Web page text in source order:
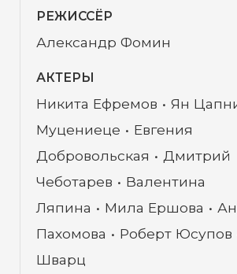
подозрительно напоминает
из его последней рекламы.
не теряет надежду найти
— обратно в мир живых, а
коротает время в местном
названием «Дорогая, я
перезвоню»…
РЕЖИССЁР
Александр Фомин
АКТЕРЫ
Никита Ефремов Ян
Муцениеце
Евгения
Добровольская
Дмитрий
Чеботарев
Валентина
Ляпина
Мила Ершова
Пахомова
Роберт Юсупов
Шварц